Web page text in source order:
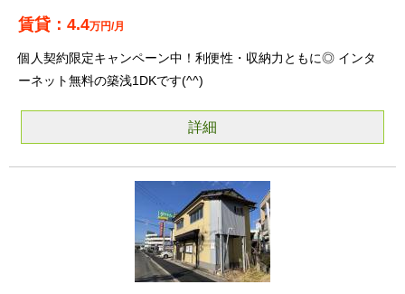
4.4万円/月
個人契約限定キャンペーン中！利便性・収納力ともに◎ インタ
ーネット無料の築浅1DKです(^^)
詳細